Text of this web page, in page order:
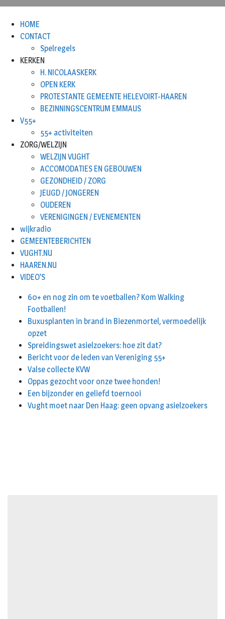
HOME
CONTACT
Spelregels
KERKEN
H. NICOLAASKERK
OPEN KERK
PROTESTANTE GEMEENTE HELEVOIRT-HAAREN
BEZINNINGSCENTRUM EMMAUS
V55+
55+ activiteiten
ZORG/WELZIJN
WELZIJN VUGHT
ACCOMODATIES EN GEBOUWEN
GEZONDHEID / ZORG
JEUGD / JONGEREN
OUDEREN
VERENIGINGEN / EVENEMENTEN
wijkradio
GEMEENTEBERICHTEN
VUGHT.NU
HAAREN.NU
VIDEO’S
60+ en nog zin om te voetballen? Kom Walking
Footballen!
Buxusplanten in brand in Biezenmortel, vermoedelijk
opzet
Spreidingswet asielzoekers: hoe zit dat?
Bericht voor de leden van Vereniging 55+
Valse collecte KVW
Oppas gezocht voor onze twee honden!
Een bijzonder en geliefd toernooi
Vught moet naar Den Haag: geen opvang asielzoekers